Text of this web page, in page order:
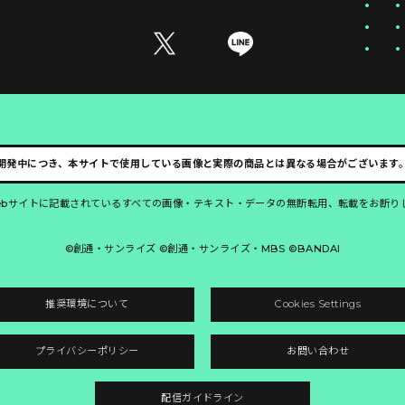
発中につき、本サイトで使用している画像と実際の商品とは異なる場合がございます。
サイトに記載されているすべての画像・テキスト・データの無断転用、転載をお断り
©創通・サンライズ ©創通・サンライズ・MBS ©BANDAI
推奨環境について Cookies Settings
プライバシーポリシー お問い合わせ
配信ガイドライン